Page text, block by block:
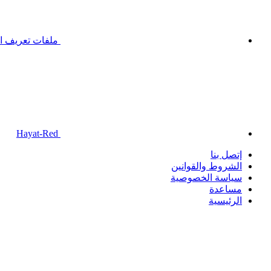
ملفات تعريف
إتصل بنا
الشروط والقوانين
سياسة الخصوصية
مساعدة
الرئيسية